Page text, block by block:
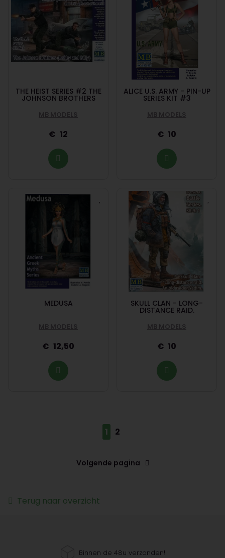
THE HEIST SERIES #2 THE
JOHNSON BROTHERS
MB MODELS
12
ALICE U.S. ARMY - PIN-UP
SERIES KIT #3
MB MODELS
10
MEDUSA
MB MODELS
12,50
SKULL CLAN - LONG-
DISTANCE RAID.
MB MODELS
10
1 2
Volgende pagina
Terug naar overzicht
Binnen de 48u verzonden!